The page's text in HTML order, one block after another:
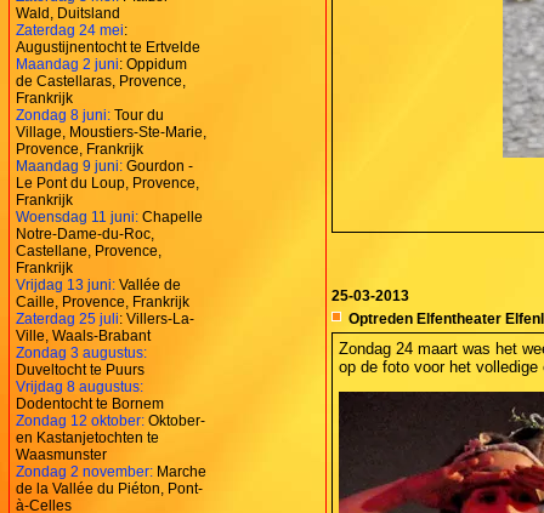
Wald, Duitsland
Zaterdag 24 mei:
Augustijnentocht te Ertvelde
Maandag 2 juni: Oppidum
de Castellaras, Provence,
Frankrijk
Zondag 8 juni: Tour du
Village, Moustiers-Ste-Marie,
Provence, Frankrijk
Maandag 9 juni: Gourdon -
Le Pont du Loup, Provence,
Frankrijk
Woensdag 11 juni: Chapelle
Notre-Dame-du-Roc,
Castellane, Provence,
Frankrijk
Vrijdag 13 juni: Vallée de
Caille, Provence, Frankrijk
Zaterdag 25 juli: Villers-La-
Ville, Waals-Brabant
Zondag 3 augustus:
Duveltocht te Puurs
Vrijdag 8 augustus:
Dodentocht te Bornem
Zondag 12 oktober: Oktober-
en Kastanjetochten te
Waasmunster
Zondag 2 november: Marche
de la Vallée du Piéton, Pont-
à-Celles
25-03-2013
Optreden Elfentheater
Zondag 24 maart was het
op de foto voor het volledige